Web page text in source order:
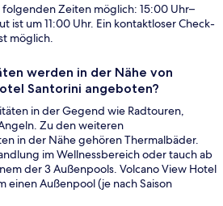
folgenden Zeiten möglich: 15:00 Uhr–
ist um 11:00 Uhr. Ein kontaktloser Check-
möglich.
werden in der Nähe von
Santorini angeboten?
in der Gegend wie Radtouren,
Zu den weiteren
in der Nähe gehören Thermalbäder.
im Wellnessbereich oder tauch ab
der 3 Außenpools. Volcano View Hotel
einen Außenpool (je nach Saison